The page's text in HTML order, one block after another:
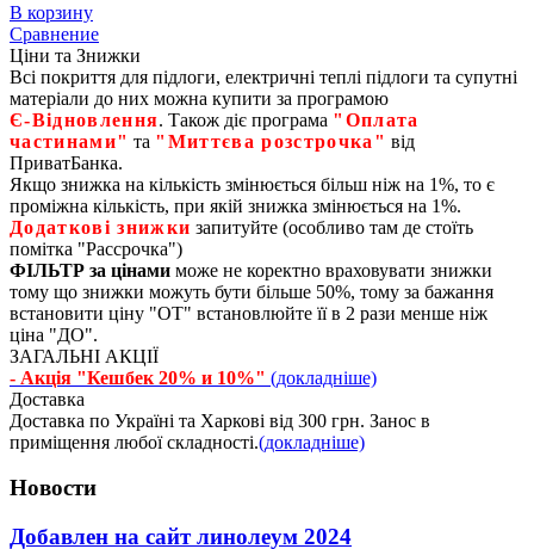
В корзину
Сравнение
Ціни та Знижки
Всі покриття для підлоги, електричні теплі підлоги та супутні
матеріали до них можна купити за програмою
Є‑Відновлення. Також діє програма "Оплата
частинами" та "Миттєва розстрочка" від
ПриватБанка.
Якщо знижка на кількість змінюється більш ніж на 1%, то є
проміжна кількість, при якій знижка змінюється на 1%.
Додаткові знижки запитуйте (особливо там де стоїть
помітка "Рассрочка")
ФІЛЬТР за цінами може не коректно враховувати знижки
тому що знижки можуть бути більше 50%, тому за бажання
встановити ціну "ОТ" встановлюйте її в 2 рази менше ніж
ціна "ДО".
ЗАГАЛЬНІ АКЦІЇ
- Акція "Кешбек 20% и 10%" (докладніше)
Доставка
Доставка по Україні та Харкові від 300 грн. Занос в
приміщення любої складності.(докладніше)
Новости
Добавлен на сайт линолеум 2024